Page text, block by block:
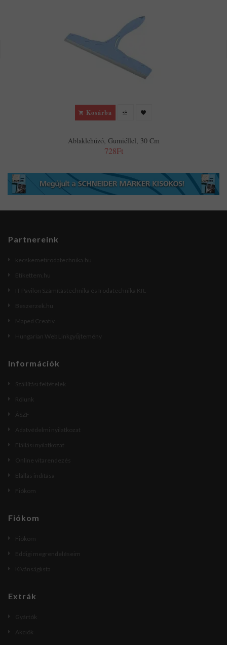
Kosárba
Ablaklehúzó, Gumiéllel, 30 Cm
728Ft
Partnereink
kecskemetirodatechnika.hu
Etikettem.hu
IT Pavilon Számítástechnika és Irodatechnika Kft.
Beszerzek.hu
Maped Creativ
Hungarian Web Linkgyűjtemény
Információk
Szállítási feltételek
Rólunk
ÁSZF
Adatvédelmi nyilatkozat
Elállási nyilatkozat
Online vitarendezés
Elállás indítása
Fiókom
Fiókom
Fiókom
Eddigi megrendeléseim
Kívánságlista
Extrák
Gyártók
Akciók